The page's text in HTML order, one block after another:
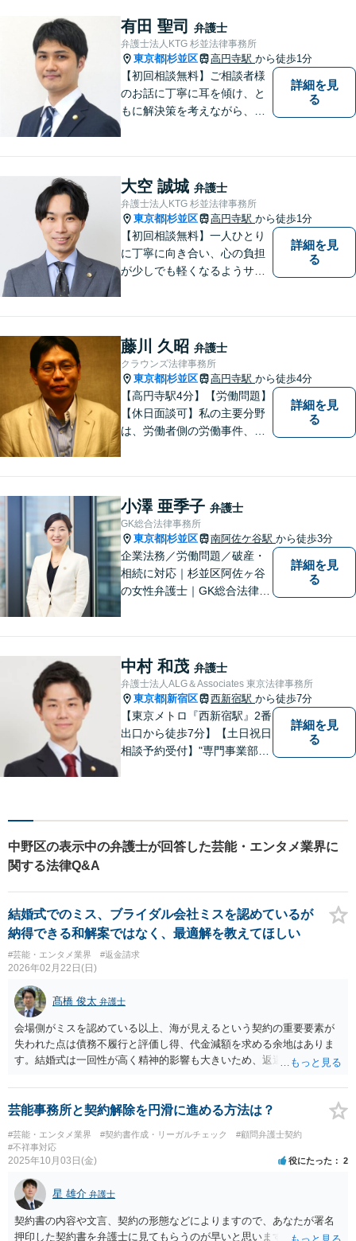
す。【夜間や休日相談も対応
可能】【メール・WEB面談
可】
有田 聖司 弁護士
弁護士法人KTG 杉並法律事務所
東京都 杉並区 高円寺駅 から徒歩1分
【初回相談無料】ご相談者様
のお話に丁寧に耳を傾け、と
もに解決策を考えながら、納
う日々精進して参ります。
【夜間や休日相談も対応可
能】【メール・WEB面談可】
詳細を見
る
大空 誠城 弁護士
弁護士法人KTG 杉並法律事務所
東京都 杉並区 高円寺駅 から徒歩1分
【初回相談無料】一人ひとり
に丁寧に向き合い、心の負担
が少しでも軽くなるようサポ
しています。【夜間や休日相
談も対応可能】【メール・WE
B面談可】
詳細を見
る
藤川 久昭 弁護士
クラウンズ法律事務所
東京都 杉並区 高円寺駅 から徒歩4分
【高円寺駅4分】【労働問題】
【休日面談可】私の主要分野
は、労働者側の労働事件、企
件を数多く担当しています。
依頼人さまにとって、最大限
の効用を得られるように頑張
っています。
詳細を見
る
小澤 亜季子 弁護士
GK総合法律事務所
東京都 杉並区 南阿佐ケ谷駅 から徒歩3分
企業法務／労働問題／破産・
相続に対応｜杉並区阿佐ヶ谷
の女性弁護士｜GK総合法律事
詳細を見
る
中村 和茂 弁護士
弁護士法人ALG＆Associates 東京法律事務所
東京都 新宿区 西新宿駅 から徒歩7分
【東京メトロ『西新宿駅』2番
出口から徒歩7分】【土日祝日
相談予約受付】"専門事業部
い。
詳細を見
る
中野区の表示中の弁護士が回答した芸能・エンタメ業界に
関する法律Q&A
結婚式でのミス、ブライダル会社ミスを認めているが
納得できる和解案ではなく、最適解を教えてほしい
#芸能・エンタメ業界 #返金請求
2026年02月22日(日)
髙橋 俊太 弁護士
会場側がミスを認めている以上、海が見えるという契約の重要要素が
失われた点は債務不履行と評価し得、代金減額を求める余地はありま
す。結婚式は一回性が高く精神的影響も大きいため、返還額について
施済みであれば、裁判で費用の50％返金が認められる可能性は高いと
はいえません。訴訟コストも踏まえ、まずは10〜20％程度の減額を目
芸能事務所と契約解除を円滑に進める方法は？
#芸能・エンタメ業界 #契約書作成・リーガルチェック
#顧問弁護士契約
#不祥事対応
2025年10月03日(金) 役にたった 2
星 雄介 弁護士
契約書の内容や文言、契約の形態などによりますので、あなたが署名
押印した契約書を弁護士に見てもらうのが早いと思います